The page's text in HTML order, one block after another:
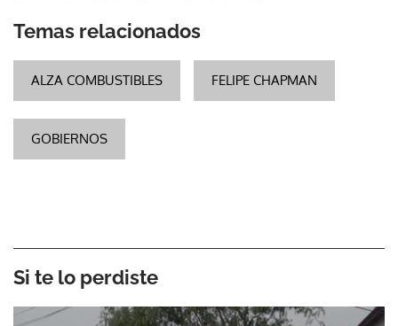
Temas relacionados
ALZA COMBUSTIBLES FELIPE CHAPMAN
GOBIERNOS
Si te lo perdiste